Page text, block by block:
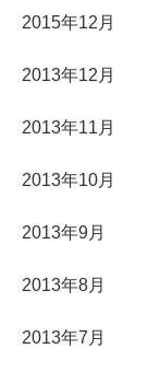
2015年12月
2013年12月
2013年11月
2013年10月
2013年9月
2013年8月
2013年7月